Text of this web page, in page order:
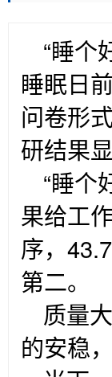
“睡个
睡眠日
问卷形
研结果显
“睡个
果给工
序，
第二。
质量
的安稳